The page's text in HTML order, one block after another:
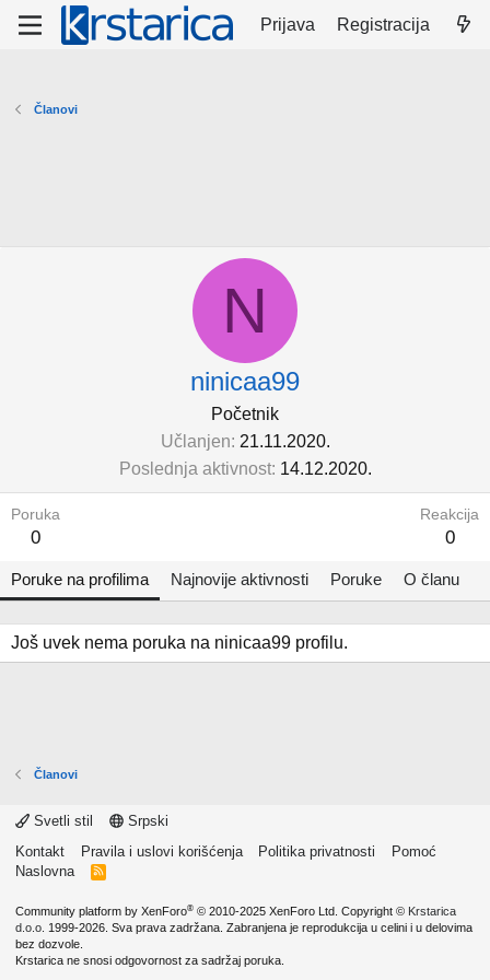
Prijava Registracija
Članovi
N
ninicaa99
Početnik
Učlanjen 21.11.2020.
Poslednja aktivnost 14.12.2020.
Poruka
0
Reakcija
0
Poruke na profilima Najnovije aktivnosti Poruke O članu
Još uvek nema poruka na ninicaa99 profilu.
Članovi
Svetli stil
Srpski
Kontakt
Pravila i uslovi korišćenja Politika privatnosti
Pomoć
Naslovna
R
Community platform by XenForo® © 2010-2025 XenForo Ltd. Copyright © Krstarica
d.o.o. 1999-2026. Sva prava zadržana. Zabranjena je reprodukcija u celini i u delovima
bez dozvole.
Krstarica ne snosi odgovornost za sadržaj poruka.